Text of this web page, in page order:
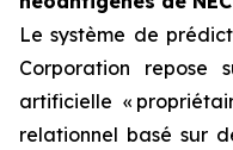
Le système de
Corporation repose
artificielle «
relationnel basé sur